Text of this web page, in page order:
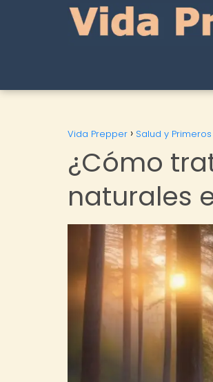
Vida Prepper Salud y Primeros
¿Cómo
naturales